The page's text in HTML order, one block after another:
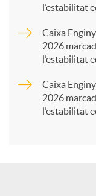
l’estabilitat
Caixa
2026
l’estabilitat
Caixa
2026
l’estabilitat